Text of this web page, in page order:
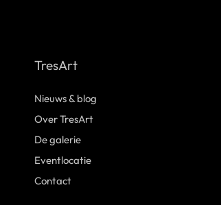
TresArt
Nieuws & blog
Over TresArt
De galerie
Eventlocatie
Contact